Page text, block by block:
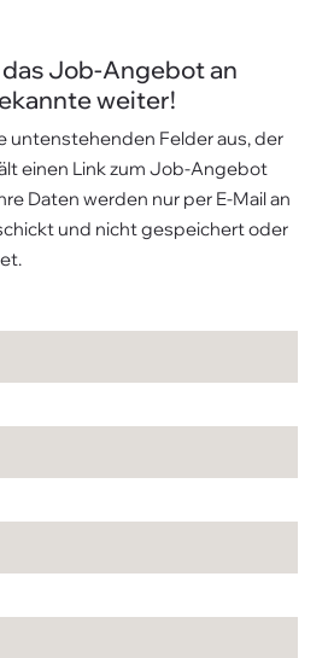
Job-Angebot an
weiter!
untenstehenden Felder aus, der
einen Link zum Job-Angebot
Daten werden nur per E-Mail an
und nicht gespeichert oder